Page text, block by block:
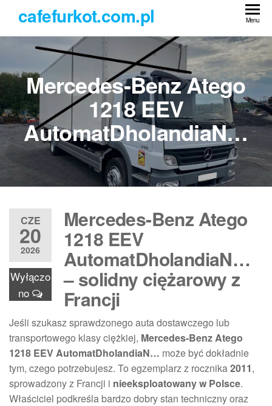
treści
cafefurkot.com.pl Menu
Mercedes-Benz Atego
1218 EEV
AutomatDholandiaN…
CZE
20
2026
Wyłączo
no
Mercedes-Benz Atego
1218 EEV
AutomatDholandiaN…
– solidny ciężarowy z
Francji
Jeśli szukasz sprawdzonego auta dostawczego lub
transportowego klasy ciężkiej, Mercedes-Benz Atego
1218 EEV AutomatDholandiaN… może być dokładnie
tym, czego potrzebujesz. To egzemplarz z rocznika2011,
sprowadzony z Francji i nieeksploatowany w Polsce.
Właściciel podkreśla bardzo dobry stan techniczny oraz